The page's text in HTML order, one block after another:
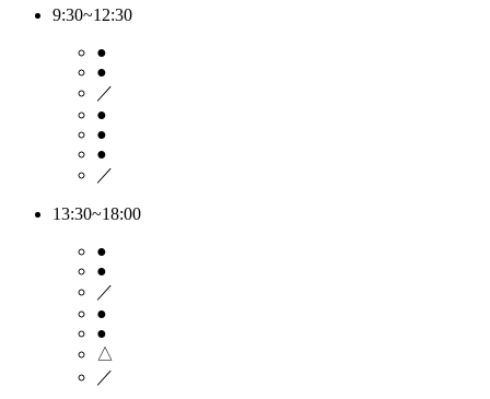
9:30~12:30
●
●
／
●
●
●
／
13:30~18:00
●
●
／
●
●
△
／